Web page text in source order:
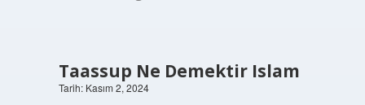
Taassup Ne Demektir Islam
Tarih: Kasım 2, 2024